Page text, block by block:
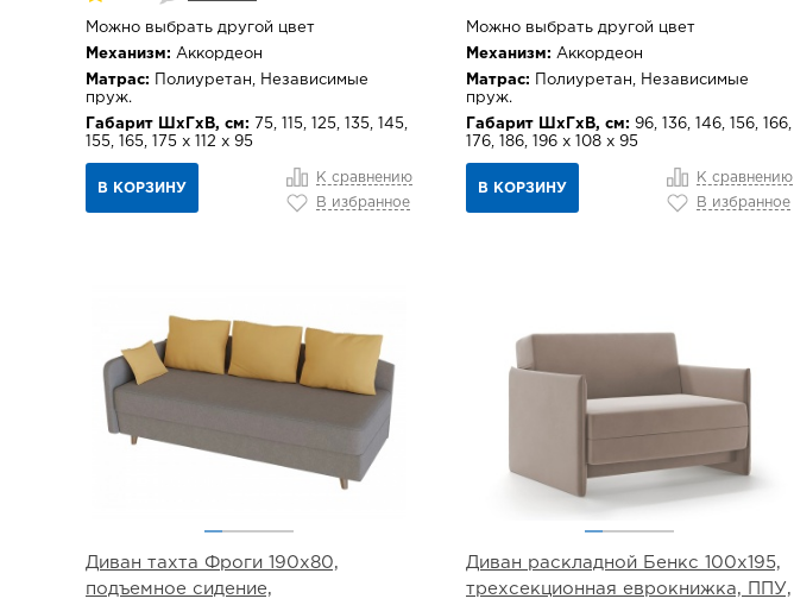
Можно выбрать другой цвет
Механизм: Аккордеон
Матрас: Полиуретан, Независимые
пруж.
Габарит ШхГхВ, см: 75, 115, 125, 135, 145,
155, 165, 175 х 112 х 95
В КОРЗИНУ
К сравнению
В избранное
Можно выбрать другой цвет
Механизм: Аккордеон
Матрас: Полиуретан, Независимые
пруж.
Габарит ШхГхВ, см: 96, 136, 146, 156, 166,
176, 186, 196 х 108 х 95
В КОРЗИНУ
К сравнению
В избранное
Диван тахта Фроги 190х80,
подъемное сидение,
Диван раскладной Бенкс 100х195,
трехсекционная еврокнижка, ППУ,